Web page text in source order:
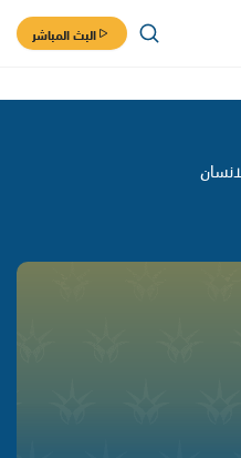
البث المباشر